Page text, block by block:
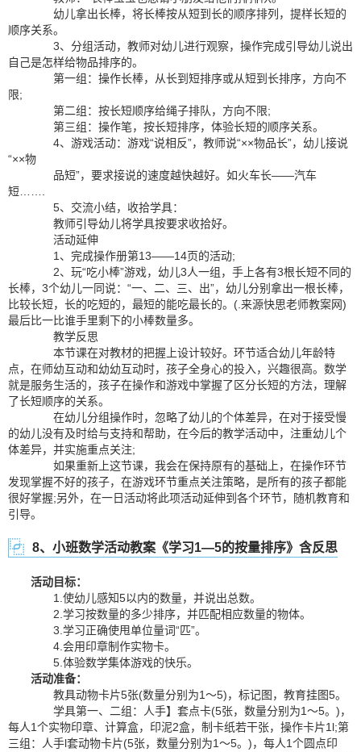
幼儿拿出长棒，将长棒按从短到长的顺序排列，提样长短的
顺序关系。
3、分组活动，教师对幼儿进行观察，操作完成引导幼儿说出
自己是怎样给物品排序的。
第一组：操作长棒，从长到短排序或从短到长排序，方向不
限;
第二组：按长短顺序给绳子排队，方向不限;
第三组：操作笔，按长短排序，体验长短的顺序关系。
4、游戏活动：游戏“说相反”，教师说“××物品长”，幼儿接说
“××物
品短”，要求接说的速度越快越好。如火车长——汽车
短…….
5、交流小结，收拾学具：
教师引导幼儿将学具按要求收拾好。
活动延伸
1、完成操作册第13——14页的活动;
2、玩“吃小棒”游戏，幼儿3人一组，手上各有3根长短不同的
长棒，3个幼儿一同说：“一、二、三、出”，幼儿分别拿出一根长棒，
比较长短，长的吃短的，最短的能吃最长的。(.来源快思老师教案网)
最后比一比谁手里剩下的小棒数量多。
教学反思
本节课在对教材的把握上设计较好。环节适合幼儿年龄特
点，在师幼互动和幼幼互动时，孩子全身心的投入，兴趣很高。数学
就是服务生活的，孩子在操作和游戏中掌握了区分长短的方法，理解
了长短顺序的关系。
在幼儿分组操作时，忽略了幼儿的个体差异，在对于接受慢
的幼儿没有及时给与支持和帮助，在今后的教学活动中，注重幼儿个
体差异，并实施重点关注;
如果重新上这节课，我会在保持原有的基础上，在操作环节
发现掌握不好的孩子，在游戏环节重点关注策略，是所有的孩子都能
很好掌握;另外，在一日活动将此项活动延伸到各个环节，随机教育和
引导。
8、小班数学活动教案《学习1―5的按量排序》含反思
活动目标：
1.使幼儿感知5以内的数量，并说出总数。
2.学习按数量的多少排序，并匹配相应数量的物体。
3.学习正确使甩单位量词“匹”。
4.会用印章制作实物卡。
5.体验数学集体游戏的快乐。
活动准备：
教具动物卡片5张(数量分别为1～5)，标记图，教育挂图5。
学具第一、二组：人手】套点卡(5张，数量分别为1～5。)，
每人1个实物印章、计算盒，印泥2盒，制卡纸若干张，操作卡片1l;第
三组：人手l套动物卡片(5张，数量分别为1～5。)，每人1个圆点印